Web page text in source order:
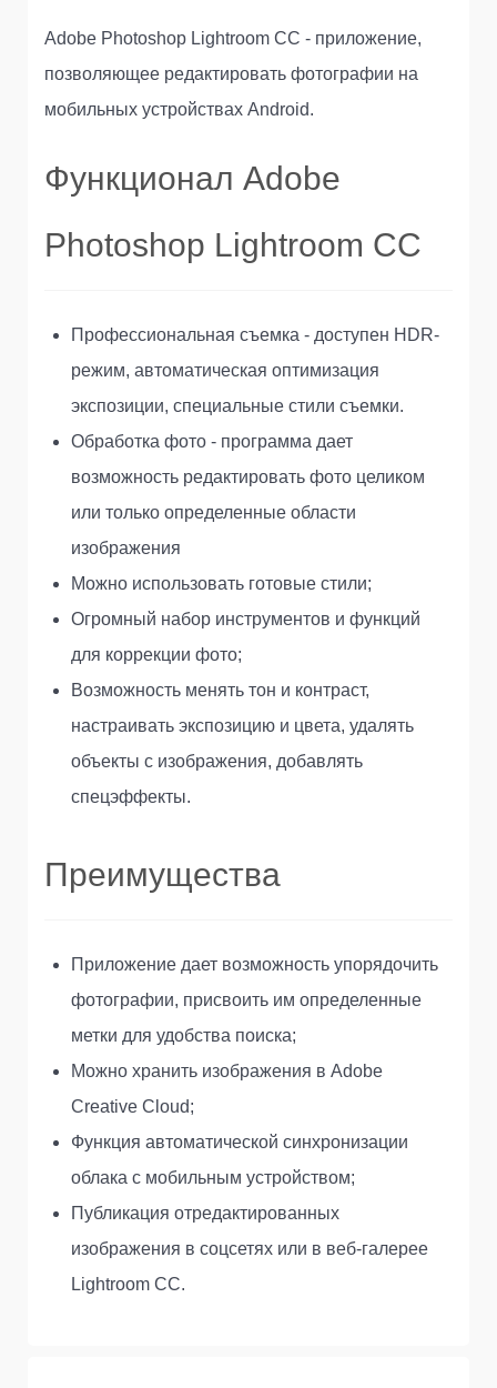
Adobe Photoshop Lightroom CC - приложение,
позволяющее редактировать фотографии на
мобильных устройствах Android.
Функционал Adobe
Photoshop Lightroom CC
Профессиональная съемка - доступен HDR-
режим, автоматическая оптимизация
экспозиции, специальные стили съемки.
Обработка фото - программа дает
возможность редактировать фото целиком
или только определенные области
изображения
Можно использовать готовые стили;
Огромный набор инструментов и функций
для коррекции фото;
Возможность менять тон и контраст,
настраивать экспозицию и цвета, удалять
объекты с изображения, добавлять
спецэффекты.
Преимущества
Приложение дает возможность упорядочить
фотографии, присвоить им определенные
метки для удобства поиска;
Можно хранить изображения в Adobe
Creative Cloud;
Функция автоматической синхронизации
облака с мобильным устройством;
Публикация отредактированных
изображения в соцсетях или в веб-галерее
Lightroom CC.